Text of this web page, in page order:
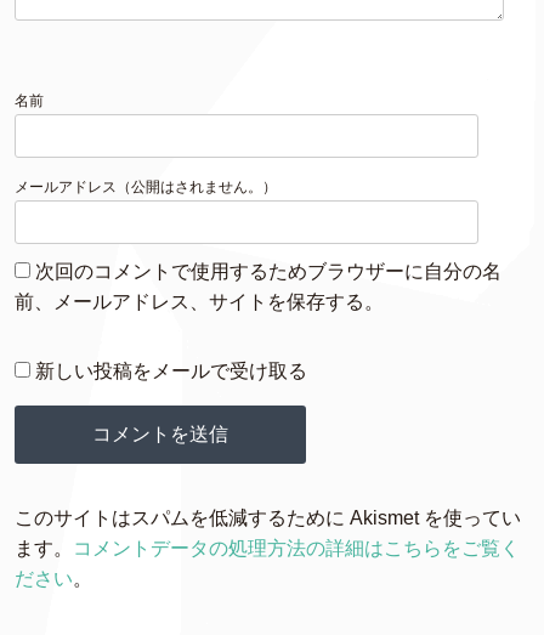
名前
メールアドレス（公開はされません。）
次回のコメントで使用するためブラウザーに自分の名
前、メールアドレス、サイトを保存する。
新しい投稿をメールで受け取る
このサイトはスパムを低減するために Akismet を使ってい
ます。
コメントデータの処理方法の詳細はこちらをご覧く
ださい。